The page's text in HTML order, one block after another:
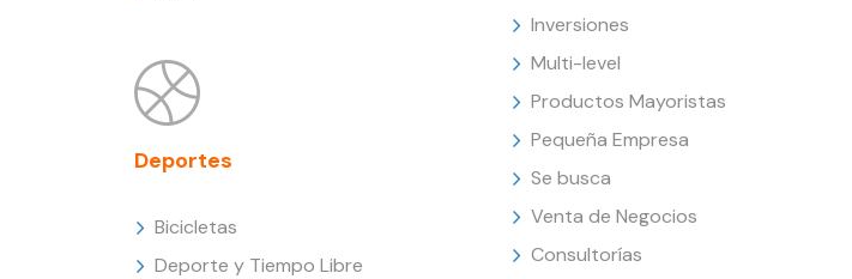
Deportes
Bicicletas
Deporte y Tiempo Libre
Inversiones
Multi-level
Productos Mayoristas
Pequeña Empresa
Se busca
Venta de Negocios
Consultorías